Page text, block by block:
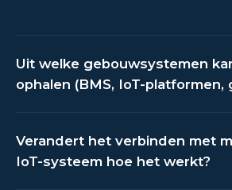
Uit welke gebouwsystemen
ophalen (BMS, IoT-platformen,
gateways, LoRaWAN-netwerken
submetersystemen. Huidige
Verandert het verbinden met
IoT-systeem hoe het werkt?